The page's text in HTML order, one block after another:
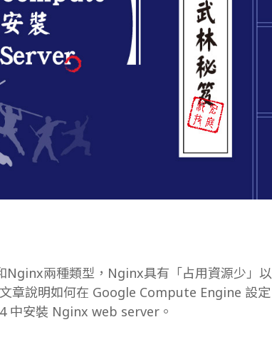
兩種類型，Nginx具有「占用資源少」以
章說明如何在 Google Compute Engine 設定
中安裝 Nginx web server。